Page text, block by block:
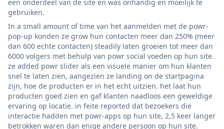
een onderdeel van de site en was onhandig en moeilijk te
gebruiken.
In a small amount of time van het aanmelden met de powr-
pop-up konden ze grow hun contacten meer dan 250% (meer
dan 600 echte contacten) steadily laten groeien tot meer dan
6000 volgers met behulp van powr social voeden op hun site.
ze added powr slider als een visuele manier om hun klanten
snel te laten zien, aangezien ze landing on de startpagina
zijn, hoe de producten er in het echt uitzien. het laat hun
producten goed zien en gaf klanten naadloos een geweldige
ervaring op locatie. in feite reported dat bezoekers die
interactie hadden met powr-apps op hun site, 2,5 keer langer
betrokken waren dan enige andere persoon op hun site.